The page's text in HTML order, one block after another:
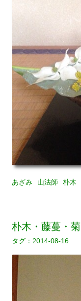
あざみ 山法師 朴木
朴木・藤蔓・菊
2014-08-16